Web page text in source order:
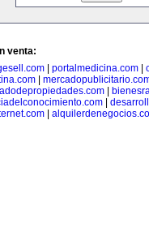
venta:
portalmedicina.com
|
|
|